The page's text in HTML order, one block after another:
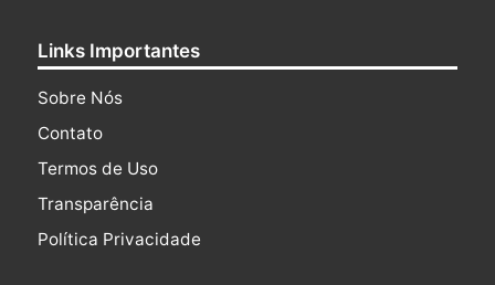
Links Importantes
Sobre Nós
Contato
Termos de Uso
Transparência
Política Privacidade